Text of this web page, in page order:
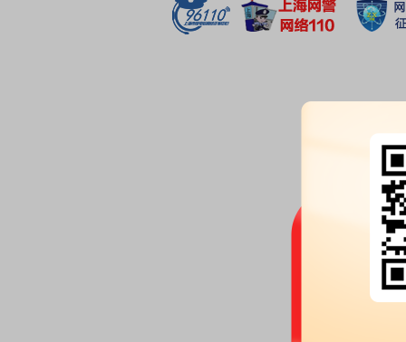
2026-07-09
海增量可期》研报
2026年07月08日预
元-220000万元，变动157.38%
2026年07月08日发布
《
股权质押：截止2026年07月03